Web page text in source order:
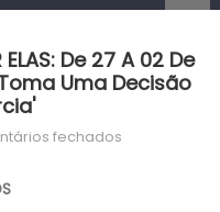
De 27 A 02 De
Toma Uma Decisão
fechadosem